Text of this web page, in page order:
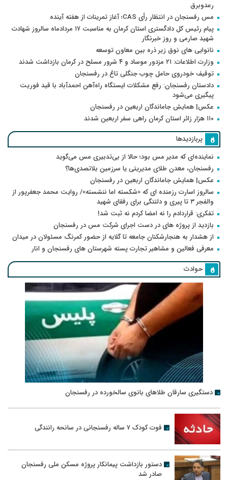
رعدوبرق
مس رفسنجان در انتظار رأی CAS؛ آغاز تمرینات از هفته آینده
پیام رئیس کل دادگستری استان کرمان به مناسبت ۱۷ مردادماه سالروز شهادت
شهید صارمی و روز خبرنگار
نانوایی های نوق زیر ذره بین معاون توسعه
وزارت اطلاعات: ۲۱ مزدور موساد و ۴ شرور مسلح در کرمان بازداشت شدند
توقیف خودروی حامل چوب جنگلی تاغ در رفسنجان
دادستان رفسنجان: رفع مشکلات ایستگاه راه‌آهن احمدآباد با قید فوریت
پیگیری می‌شود
عکس| همایش جاماندگان اربعین در رفسنجان
۱۱۰ هزار زائر استان کرمان راهی سفر اربعین شدند
پربازدیدها
نماینده‌ای که مدیر مس بود؛ حالا از بی‌تدبیری مس می‌گوید
رفسنجان، معدن طلای مدیریتی یا سرزمین بلاتصدی‌ها؟
عکس| همایش جاماندگان اربعین در رفسنجان
سالروز اسارت رزمنده ای که «شکسته اما ننشسته»/ روایت محمد جعفرپور از
والفجر ۳ تا پیری و دلتنگی برای رفقای شهید
تفکری: قراردادم را نه امضا کردم نه ثبت شد!
بازدید از پروژه های در دست اجرای شرکت مس در رفسنجان
از هشدار به هنجارشکنان جامعه تا گلایه از حضور کمرنگ مسئولان در میدان
معرفی فعالین و مشاهیر تجارت پسته شهرستان های رفسنجان و انار
حوادث
دستگیری سارقان طلاهای بانوی سالخورده در رفسنجان
فوت کودک ۷ ساله رفسنجانی در سانحه رانندگی
دستور بازداشت پیمانکار پروژه مسکن ملی رفسنجان
صادر شد